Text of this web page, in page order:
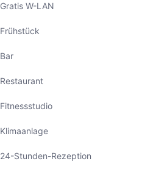
Gratis W-LAN
Frühstück
Bar
Restaurant
Fitnessstudio
Klimaanlage
24-Stunden-Rezeption